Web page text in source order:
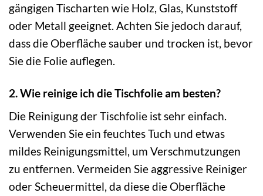
gängigen Tischarten wie Holz, Glas, Kunststoff
oder Metall geeignet. Achten Sie jedoch darauf,
dass die Oberfläche sauber und trocken ist, bevor
Sie die Folie auflegen.
2. Wie reinige ich die Tischfolie am besten?
Die Reinigung der Tischfolie ist sehr einfach.
Verwenden Sie ein feuchtes Tuch und etwas
mildes Reinigungsmittel, um Verschmutzungen
zu entfernen. Vermeiden Sie aggressive Reiniger
oder Scheuermittel, da diese die Oberfläche